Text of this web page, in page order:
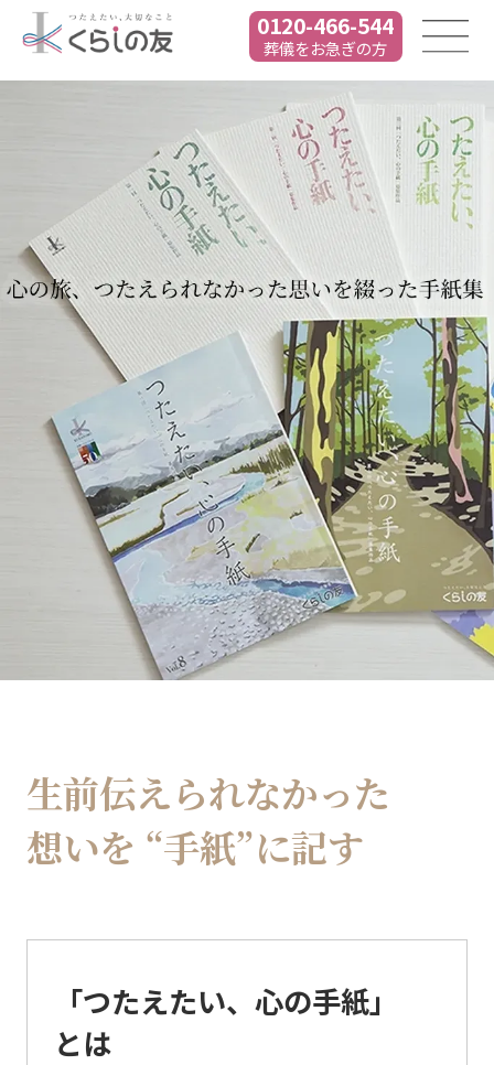
0120-466-544
葬儀をお急ぎの方
生前伝えられなかった
想いを “手紙”に記す
「つたえたい、心の手紙」
とは